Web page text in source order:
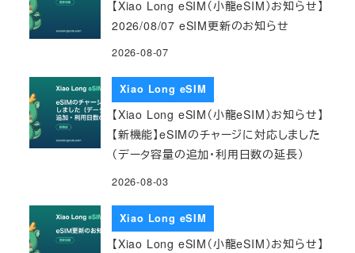
【Xiao Long eSIM（小龍eSIM）お知らせ】
2026/08/07 eSIM更新のお知らせ
2026-08-07
Xiao Long eSIM
【Xiao Long eSIM（小龍eSIM）お知らせ】
【新機能】eSIMのチャージに対応しました
（データ容量の追加・利用日数の延長）
2026-08-03
Xiao Long eSIM
【Xiao Long eSIM（小龍eSIM）お知らせ】